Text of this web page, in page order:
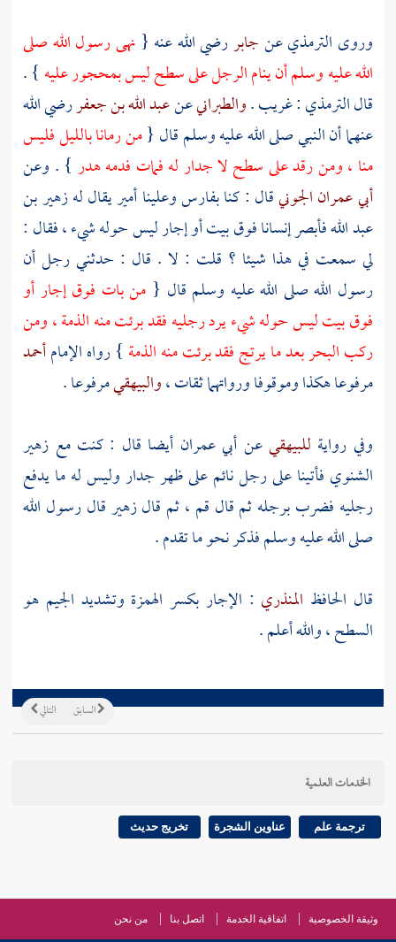
وروى الترمذيعنجابررضي الله عنه { نهى رسول الله صلى
الله عليه وسلم أن ينام الرجل على سطح ليس بمحجور عليه } .
قالالترمذي: غريب .والطبرانيعنعبد الله بن جعفررضي الله
عنهما أن النبي صلى الله عليه وسلم قال {من رمانا بالليل فليس
منا ، ومن رقد على سطح لا جدار له فمات فدمه هدر } . وعن
أبي عمران الجونيقال : كنابفارسوعلينا أمير يقال لهزهير بن
عبد اللهفأبصر إنسانا فوق بيت أو إجار ليس حوله شيء ، فقال :
لي سمعت في هذا شيئا ؟ قلت : لا . قال : حدثني رجل أن
رسول الله صلى الله عليه وسلم قال { من بات فوق إجار أو
فوق بيت ليس حوله شيء يرد رجليه فقد برئت منه الذمة ، ومن
ركب البحر بعد ما يرتج فقد برئت منه الذمة } رواه الإمامأحمد
مرفوعا هكذا وموقوفا ورواتهما ثقات ،والبيهقيمرفوعا .
وفي رواية للبيهقيعن أبي عمران أيضا قال : كنت مع زهير
الشنوي فأتينا على رجل نائم على ظهر جدار وليس له ما يدفع
رجليه فضرب برجله ثم قال قم ، ثم قالزهيرقال رسول الله
صلى الله عليه وسلم فذكر نحو ما تقدم .
قال الحافظ المنذري : الإجار بكسر الهمزة وتشديد الجيم هو
السطح ، والله أعلم .
التالي السابق
الخدمات العلمية
ترجمة علم عناوين الشجرة تخريج حديث
وثيقة الخصوصية اتفاقية الخدمة اتصل بنا من نحن